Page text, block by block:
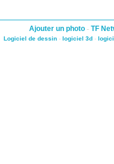
Ajouter un photo - TF
Logiciel de dessin - logiciel 3d -